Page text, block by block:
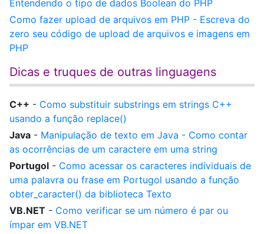
Entendendo o tipo de dados Boolean do PHP
Como fazer upload de arquivos em PHP - Escreva do
zero seu código de upload de arquivos e imagens em
PHP
Dicas e truques de outras linguagens
C++ - Como substituir substrings em strings C++
usando a função replace()
Java - Manipulação de texto em Java - Como contar
as ocorrências de um caractere em uma string
Portugol - Como acessar os caracteres individuais de
uma palavra ou frase em Portugol usando a função
obter_caracter() da biblioteca Texto
VB.NET - Como verificar se um número é par ou
ímpar em VB.NET